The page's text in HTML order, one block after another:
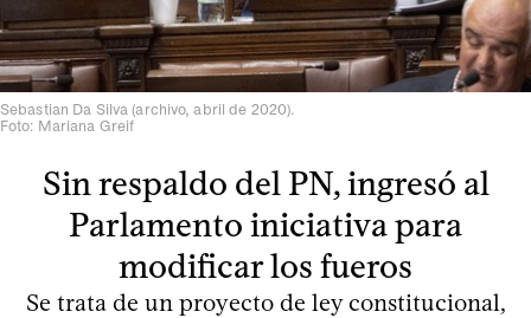
Sebastian Da Silva (archivo, abril de 2020).
Foto: Mariana Greif
Sin respaldo del PN, ingresó al
Parlamento iniciativa para
modificar los fueros
Se trata de un proyecto de ley constitucional,